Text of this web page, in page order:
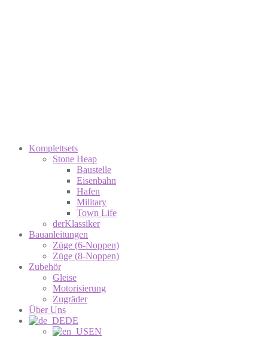
Komplettsets
Stone Heap
Baustelle
Eisenbahn
Hafen
Military
Town Life
derKlassiker
Bauanleitungen
Züge (6-Noppen)
Züge (8-Noppen)
Zubehör
Gleise
Motorisierung
Zugräder
Über Uns
DE
EN